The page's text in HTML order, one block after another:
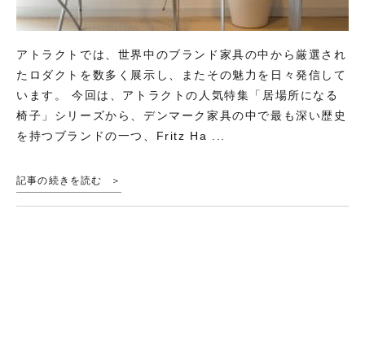
アトラクトでは、世界中のブランド家具の中から厳選され
たロダクトを数多く展示し、またその魅力を日々発信して
います。 今回は、アトラクトの人気特集「居場所になる
椅子」シリーズから、デンマーク家具の中で最も深い歴史
を持つブランドの一つ、Fritz Ha ...
記事の続きを読む